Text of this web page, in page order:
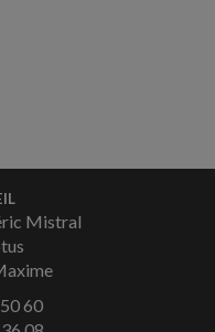
Mistral
60